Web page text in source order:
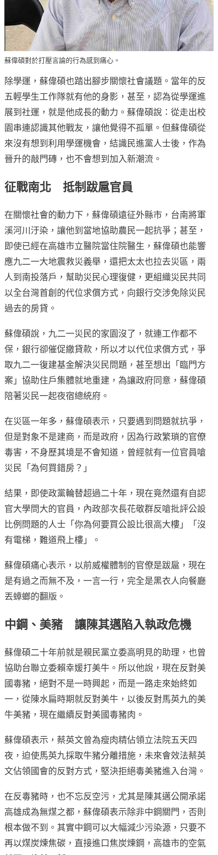
蘇偉碩對於打壓言論的行為感到痛心。
除學運，蘇偉碩也踏出腳步關懷社會議題。當年的反
五輕學生工作隊就有他的身影，甚至，認為從學運進
展到社運，就是他成長的動力。蘇偉碩說：從走出校
園串連認識其他戰友，讓他覺得不孤單。但蘇偉碩從
來沒有想到利用學運機會，結識民進黨人士後，作為
晉升的敲門磚，也不會想到加入新潮流。
征戰南北 抵制跋扈官員
在關懷社會的動力下，蘇偉碩遠征外縣市，台南將軍
溪河川汙染，讓他到當地協助農民一起抗爭；甚至，
即使已經在高雄市立醫院當住院醫生，蘇偉碩也能響
應九二一大地震救災義舉，還把太太也拉去災區，兩
人到南投落戶，幫助災民心理復健，更組織災民共同
以全台灣首創的代位求償方式，向銀行交涉免除災民
過去的房貸。
蘇偉碩說，九二一災民的家園沒了，就連工作都不
保，銀行卻催促繳貸款，所以才以代位求償方式，爭
取九二一復建基金解決災民問題，甚至想出「臨門方
案」協助住戶集體就地重建，為讓政府同意，蘇偉碩
陪著災民一起夜宿總統府。
在災區一年多，蘇偉碩表示，只要遇到問題就抗爭，
但是對象不是建商，而是政府，因為行政繁瑣的官僚
毒害，不身歷其境是不會知道，曾經就有一位官員嗆
災民「為何買錯房？」
結果，即使政黨輪替超過二十年，現在竟然還有自認
官大學問大的官員，內政部次長花敬群反嗆批評公設
比例問題的人士「你為何要買公設比很高大樓」「沒
有電梯，難道飛上樓」。
蘇偉碩痛心表示，以前威權體制的官僚是跋扈，現在
是有過之而無不及，一言一行，完全是黑衣人向餐廳
丟蟑螂的翻版。
中鋼、美豬 讓陳其邁陷入執政危機
蘇偉碩二十年前就是親民黨立委高明見的助理，也曾
協助台聯立委賴幸媛打美牛。所以他說，現在反對美
國毒豬，絕對不是一時興起，而是一路走來始終如
一，從陳水扁時期就反對美牛，以後反對馬英九的美
牛美豬，現在繼續反對美國毒豬肉。
蘇偉碩表示，蔡英文曾為瘦肉精佔領立法院五天四
夜，迫使馬英九採取牛豬分離措施，未來會效法蔡英
文佔領國會的反對方式，堅決拒絕毒美豬進入台灣。
在反毒豬時，也不忘反空污，尤其是陳其邁公開承諾
高雄成為無煤之都，蘇偉碩表示除非中鋼關門，否則
根本做不到。其實中鋼可以大幅減少污染源，只要不
再以煤炭煉焦碳，直接進口焦炭煉鋼，高雄市的空氣